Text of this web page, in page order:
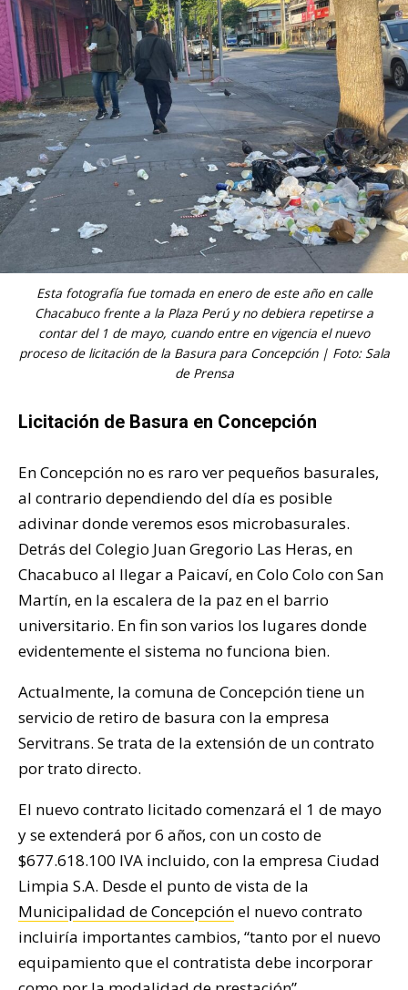
Esta fotografía fue tomada en enero de este año en calle
Chacabuco frente a la Plaza Perú y no debiera repetirse a
contar del 1 de mayo, cuando entre en vigencia el nuevo
proceso de licitación de la Basura para Concepción | Foto: Sala
de Prensa
Licitación de Basura en Concepción
En Concepción no es raro ver pequeños basurales,
al contrario dependiendo del día es posible
adivinar donde veremos esos microbasurales.
Detrás del Colegio Juan Gregorio Las Heras, en
Chacabuco al llegar a Paicaví, en Colo Colo con San
Martín, en la escalera de la paz en el barrio
universitario. En fin son varios los lugares donde
evidentemente el sistema no funciona bien.
Actualmente, la comuna de Concepción tiene un
servicio de retiro de basura con la empresa
Servitrans. Se trata de la extensión de un contrato
por trato directo.
El nuevo contrato licitado comenzará el 1 de mayo
y se extenderá por 6 años, con un costo de
$677.618.100 IVA incluido, con la empresa Ciudad
Limpia S.A. Desde el punto de vista de la
Municipalidad de Concepciónel nuevo contrato
incluiría importantes cambios, “tanto por el nuevo
equipamiento que el contratista debe incorporar